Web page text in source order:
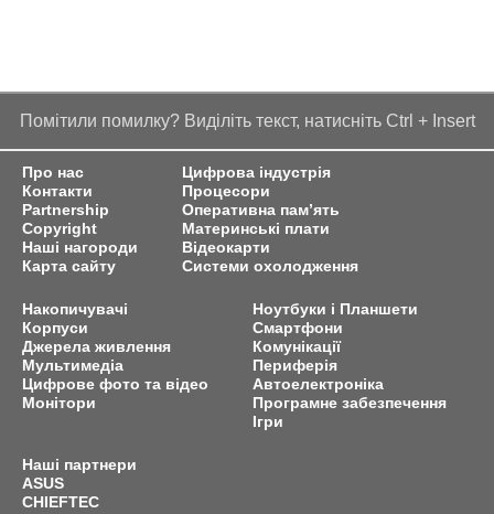
Помітили помилку? Виділіть текст, натисніть Ctrl + Insert
Про нас
Контакти
Partnership
Copyright
Наші нагороди
Карта сайту
Цифрова індустрія
Процесори
Оперативна пам’ять
Материнські плати
Відеокарти
Системи охолодження
Накопичувачі
Корпуси
Джерела живлення
Мультимедіа
Цифрове фото та відео
Монітори
Ноутбуки і Планшети
Смартфони
Комунікації
Периферія
Автоелектроніка
Програмне забезпечення
Ігри
Наші партнери
ASUS
CHIEFTEC